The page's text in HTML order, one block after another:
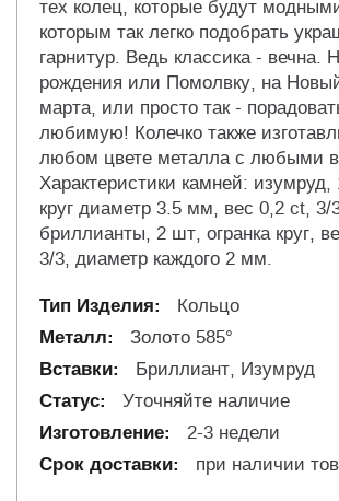
тех колец, которые будут
которым так легко подобрать
гарнитур. Ведь классика - вечна.
рождения или Помолвку, на
марта, или просто так -
любимую! Колечко также
любом цвете металла с любыми
Характеристики камней: изумруд,
круг диаметр 3.5 мм, вес 0,2 ct, 3/
бриллианты, 2 шт, огранка круг,
3/3, диаметр каждого 2 мм.
Кольцо
Золото 585°
Бриллиант, Изумруд
Уточняйте наличие
2-3 недели
при наличии